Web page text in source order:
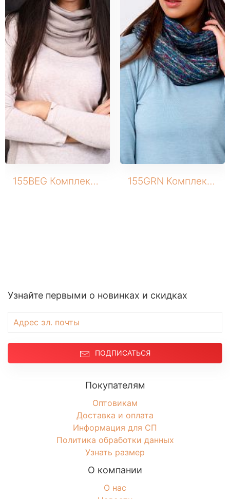
155BEG Комплект трикотажный (Шапка+снуд) 155GRN Комплект трикотажный (Шапка+снуд)
Узнайте первыми о новинках и скидках
ПОДПИСАТЬСЯ
Покупателям
Оптовикам
Доставка и оплата
Информация для СП
Политика обработки данных
Узнать размер
О компании
О нас